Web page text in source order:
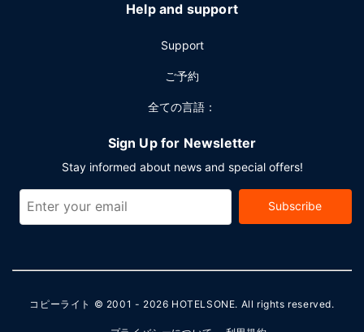
Help and support
Support
ご予約
全ての言語：
Sign Up for Newsletter
Stay informed about news and special offers!
Subscribe
コピーライト © 2001 - 2026 HOTELSONE. All rights reserved.